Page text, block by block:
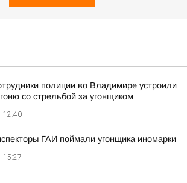
полиции во Владимире устроили
со стрельбой за угонщиком
12:40
ГАИ поймали угонщика иномарки
15:27